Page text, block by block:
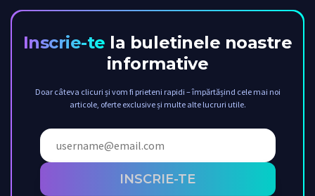
Inscrie-te la buletinele noastre
informative
Doar câteva clicuri și vom fi prieteni rapidi – împărtășind cele mai noi
articole, oferte exclusive și multe alte lucruri utile.
INSCRIE-TE